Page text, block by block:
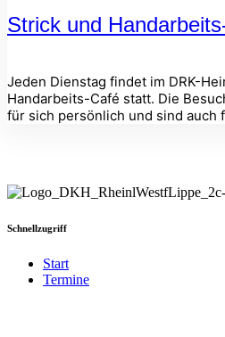
Strick und
Jeden Dienstag findet im DRK-
Handarbeits-Café statt. Die
für sich persönlich und sind auch
Schnellzugriff
Start
Termine